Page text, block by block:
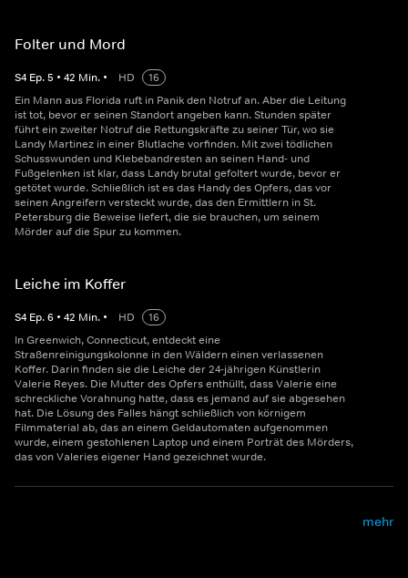
Folter und Mord
S4 Ep.5 • 42 Min. • HD
16
Ein Mann aus Florida ruft in Panik den Notruf an. Aber die Leitung
ist tot, bevor er seinen Standort angeben kann. Stunden später
führt ein zweiter Notruf die Rettungskräfte zu seiner Tür, wo sie
Landy Martinez in einer Blutlache vorfinden. Mit zwei tödlichen
Schusswunden und Klebebandresten an seinen Hand- und
Fußgelenken ist klar, dass Landy brutal gefoltert wurde, bevor er
getötet wurde. Schließlich ist es das Handy des Opfers, das vor
seinen Angreifern versteckt wurde, das den Ermittlern in St.
Petersburg die Beweise liefert, die sie brauchen, um seinem
Mörder auf die Spur zu kommen.
Leiche im Koffer
S4 Ep.6 • 42 Min. • HD
16
In Greenwich, Connecticut, entdeckt eine
Straßenreinigungskolonne in den Wäldern einen verlassenen
Koffer. Darin finden sie die Leiche der 24-jährigen Künstlerin
Valerie Reyes. Die Mutter des Opfers enthüllt, dass Valerie eine
schreckliche Vorahnung hatte, dass es jemand auf sie abgesehen
hat. Die Lösung des Falles hängt schließlich von körnigem
Filmmaterial ab, das an einem Geldautomaten aufgenommen
wurde, einem gestohlenen Laptop und einem Porträt des Mörders,
das von Valeries eigener Hand gezeichnet wurde.
mehr